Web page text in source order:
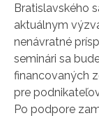
Bratislavského
aktuálnym
nenávratné
seminári sa
financovaných
pre
Po podpore